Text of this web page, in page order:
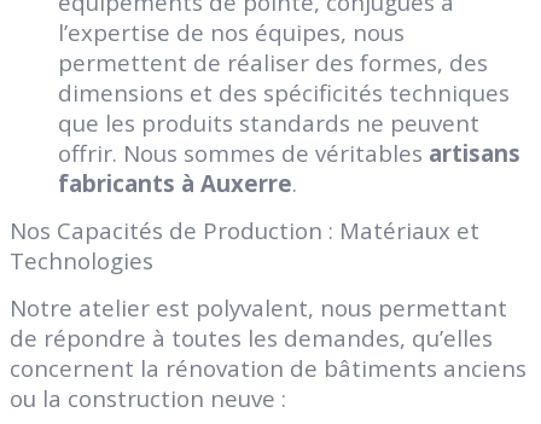
l’expertise de nos équipes, nous
permettent de réaliser des formes, des
dimensions et des spécificités techniques
que les produits standards ne peuvent
offrir. Nous sommes de véritables artisans
fabricants à Auxerre.
Nos Capacités de Production : Matériaux et
Technologies
Notre atelier est polyvalent, nous permettant
de répondre à toutes les demandes, qu’elles
concernent la rénovation de bâtiments anciens
ou la construction neuve :